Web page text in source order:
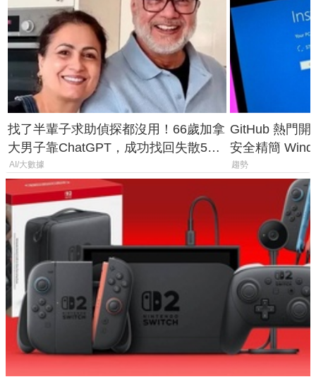
找了半輩子求助偵探都沒用！66歲加拿
大男子靠ChatGPT，成功找回失散50
年家人
AI/大數據
GitHub 熱門開
安全精簡
後台追蹤
趨勢